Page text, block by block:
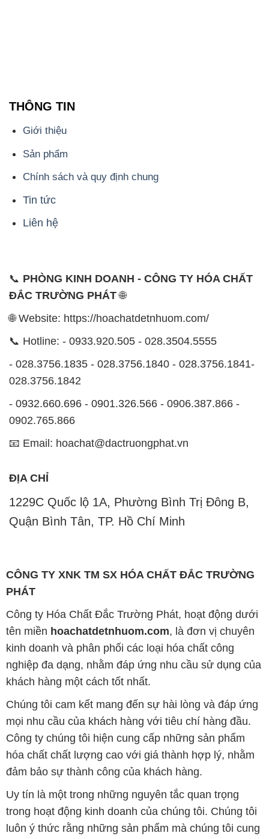
Chính sách và quy định chung
Tin tức
Liên hệ
📞
PHÒNG KINH DOANH - CÔNG TY HÓA CHẤT
ĐẮC TRƯỜNG PHÁT
- 028.3756.1835 - 028.3756.1840 - 028.3756.1841-
0902.765.866
📧 Email: hoachat@dactruongphat.vn
ĐỊA CHỈ
1229C Quốc lộ 1A, Phường Bình Trị Đông B,
Quận Bình Tân, TP. Hồ Chí Minh
CÔNG TY XNK TM SX HÓA CHẤT ĐẮC TRƯỜNG
PHÁT
kinh doanh và phân phối các loại hóa chất công
nghiệp đa dạng, nhằm đáp ứng nhu cầu sử dụng của
khách hàng một cách tốt nhất.
Chúng tôi cam kết mang đến sự hài lòng và đáp ứng
mọi nhu cầu của khách hàng với tiêu chí hàng đầu.
Công ty chúng tôi hiện cung cấp những sản phẩm
hóa chất chất lượng cao với giá thành hợp lý, nhằm
đảm bảo sự thành công của khách hàng.
Uy tín là một trong những nguyên tắc quan trọng
trong hoạt động kinh doanh của chúng tôi. Chúng tôi
luôn ý thức rằng những sản phẩm mà chúng tôi cung
cấp cần phải đáp ứng tiêu chuẩn chất lượng cao, làm
hài lòng đối tác. Đồng thời, chúng tôi cố gắng duy trì
mức giá hợp lý, tạo điều kiện phát triển và sự tồn tại
lâu dài cho cả hai bên.